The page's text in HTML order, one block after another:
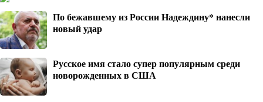
По бежавшему из России Надеждину* нанесли
новый удар
Русское имя стало супер популярным среди
новорожденных в США